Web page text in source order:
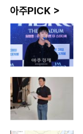
아주PICK >